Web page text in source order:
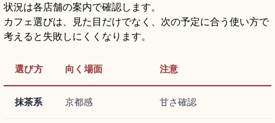
状況は各店舗の案内で確認します。
カフェ選びは、見た目だけでなく、次の予定に合う使い方で
考えると失敗しにくくなります。
選び方 向く場面 注意
抹茶系 京都感 甘さ確認